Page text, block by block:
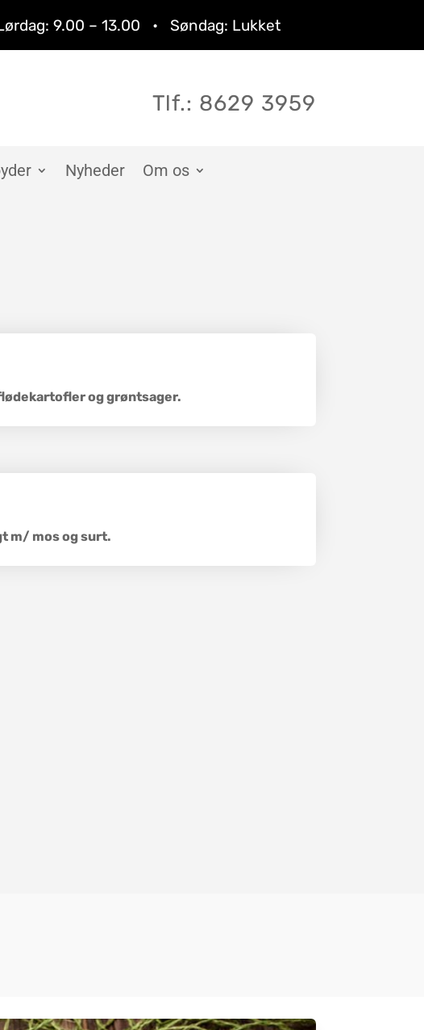
9.00 – 13.00 • Søndag: Lukket
Tlf.: 8629 3959
Nyheder Om os
og grøntsager.
m/ mos og surt.